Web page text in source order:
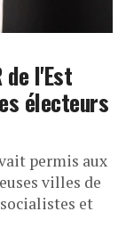
l'Est
électeurs
permis aux
villes de
et